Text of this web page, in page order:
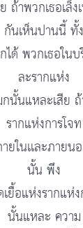
าพวกเธอเล็ง
กันเห็นปานนี้ ทั้ง
ได้ พวกเธอใ
ละรากแห่ง
นั้นแหละเสีย ถ้
รากแห่งการโจท
ในเเละภาย
นั้น พึง
ยื้อแห่งรากแห่
นั้นแหละ ความ